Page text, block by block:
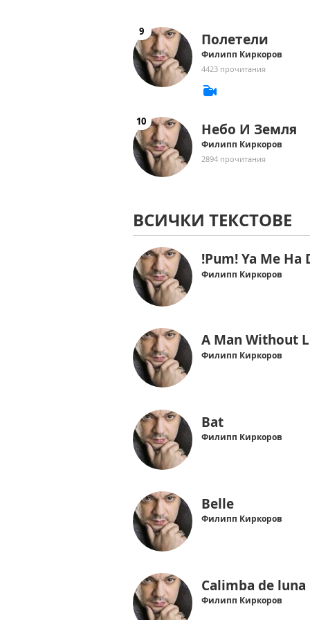
Полетели
Филипп Киркоров
4423 прочитания
Небо И Земля
Филипп Киркоров
2894 прочитания
ВСИЧКИ ТЕКСТОВЕ
!Pum! Ya Me Ha
Филипп Киркоров
A Man Without
Филипп Киркоров
Bat
Филипп Киркоров
Belle
Филипп Киркоров
Calimba de luna
Филипп Киркоров